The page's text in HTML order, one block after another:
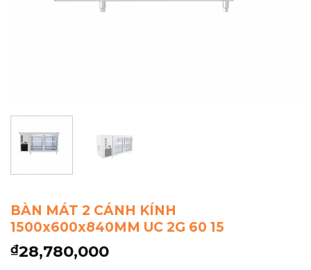
BÀN MÁT 2 CÁNH KÍNH
1500x600x840MM UC 2G 60 15
₫28,780,000